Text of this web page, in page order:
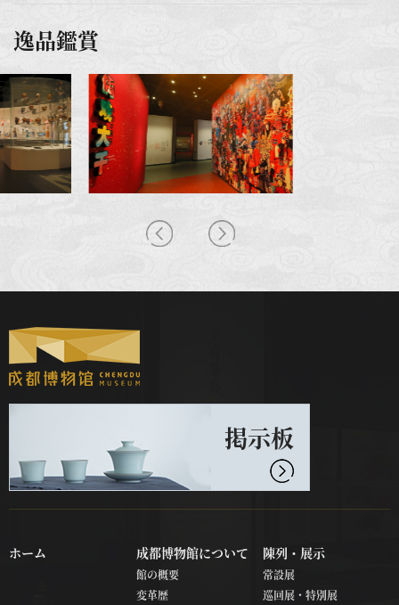
逸品鑑賞
掲示板
ホーム 成都博物館について
館の概要
変革歴
陳列・展示
常設展
巡回展・特別展